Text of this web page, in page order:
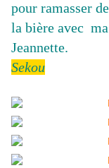
pour ramasser
la bière avec
Jeannette.
Sekou